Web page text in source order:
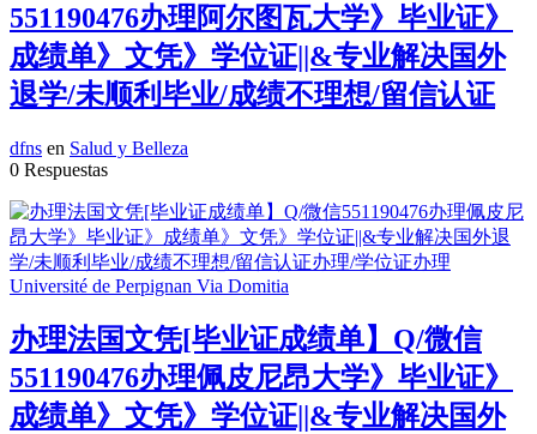
551190476办理阿尔图瓦大学》毕业证》
成绩单》文凭》学位证||&专业解决国外
退学/未顺利毕业/成绩不理想/留信认证
dfns en Salud y Belleza
0 Respuestas
办理法国文凭[毕业证成绩单】Q/微信
551190476办理佩皮尼昂大学》毕业证》
成绩单》文凭》学位证||&专业解决国外